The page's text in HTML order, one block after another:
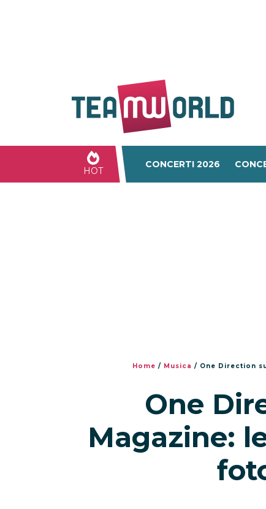
HOT
CONCERTI 2026
Home / Musica / One Direction
One
Magazine: